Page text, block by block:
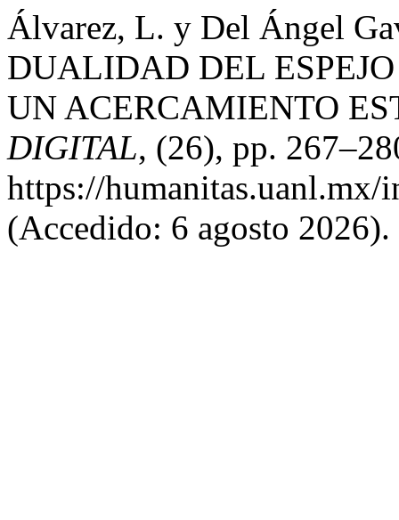
Álvarez, L. y Del Ángel
DUALIDAD DEL
UN ACERCAMIENTO
DIGITAL, (26), pp.
https://
(Accedido: 6 agosto 2026).